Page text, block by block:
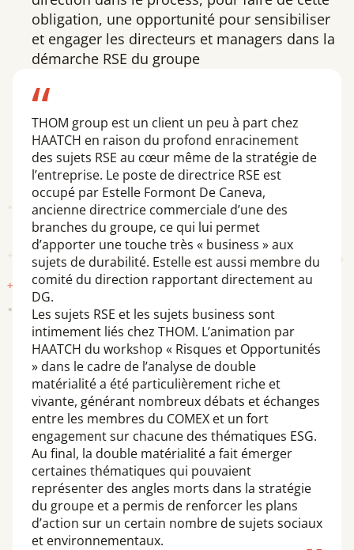
obligation, une opportunité pour sensibiliser
et engager les directeurs et managers dans la
démarche RSE du groupe
THOM group est un client un peu à part chez
HAATCH en raison du profond enracinement
des sujets RSE au cœur même de la stratégie de
l’entreprise. Le poste de directrice RSE est
occupé par Estelle Formont De Caneva,
ancienne directrice commerciale d’une des
branches du groupe, ce qui lui permet
d’apporter une touche très « business » aux
sujets de durabilité. Estelle est aussi membre du
comité du direction rapportant directement au
DG.
Les sujets RSE et les sujets business sont
intimement liés chez THOM. L’animation par
HAATCH du workshop « Risques et Opportunités
» dans le cadre de l’analyse de double
matérialité a été particulièrement riche et
vivante, générant nombreux débats et échanges
entre les membres du COMEX et un fort
engagement sur chacune des thématiques ESG.
Au final, la double matérialité a fait émerger
certaines thématiques qui pouvaient
représenter des angles morts dans la stratégie
du groupe et a permis de renforcer les plans
d’action sur un certain nombre de sujets sociaux
et environnementaux.